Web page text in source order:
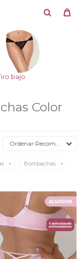
bajo
Color
Recomendados
Bombachas